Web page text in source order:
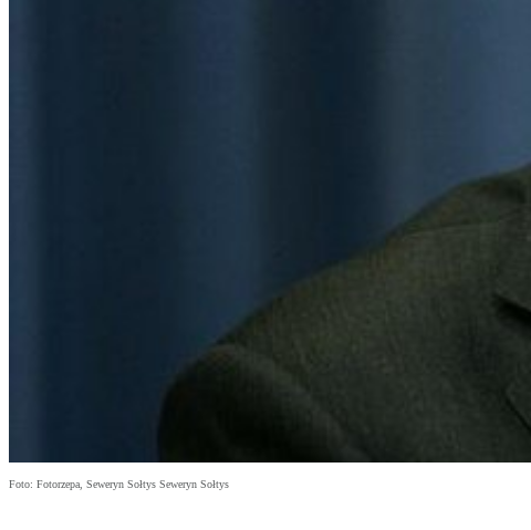
Foto: Fotorzepa, Seweryn Sołtys Seweryn Sołtys